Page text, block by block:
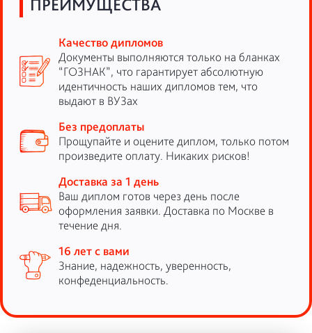
ПРЕИМУЩЕСТВА
Качество дипломов
Документы выполняются только на бланках
“ГОЗНАК”, что гарантирует абсолютную
идентичность наших дипломов тем, что
выдают в ВУЗах
Без предоплаты
Прощупайте и оцените диплом, только потом
произведите оплату. Никаких рисков!
Доставка за 1 день
Ваш диплом готов через день после
оформления заявки. Доставка по Москве в
течение дня.
16 лет с вами
Знание, надежность, уверенность,
конфеденциальность.